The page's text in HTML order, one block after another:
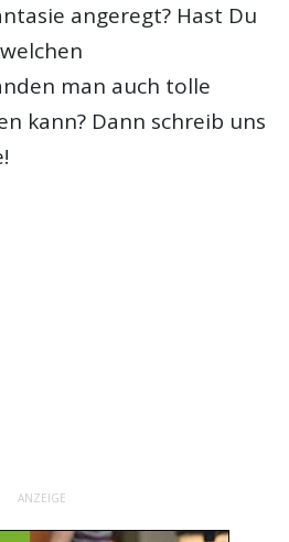
angeregt? Hast Du
man auch tolle
kann? Dann schreib uns
ANZEIGE